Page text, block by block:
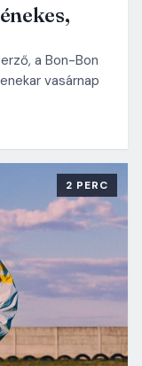
a Bon-Bon
vasárnap
2 PERC